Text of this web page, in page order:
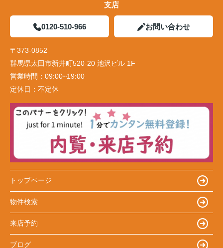
支店
0120-510-966 お問い合わせ
〒373-0852
群馬県太田市新井町520-20 池沢ビル 1F
営業時間： 09:00~19:00
定休日： 不定休
トップページ
物件検索
来店予約
ブログ